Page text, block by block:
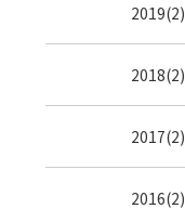
2019(2)
2018(2)
2017(2)
2016(2)